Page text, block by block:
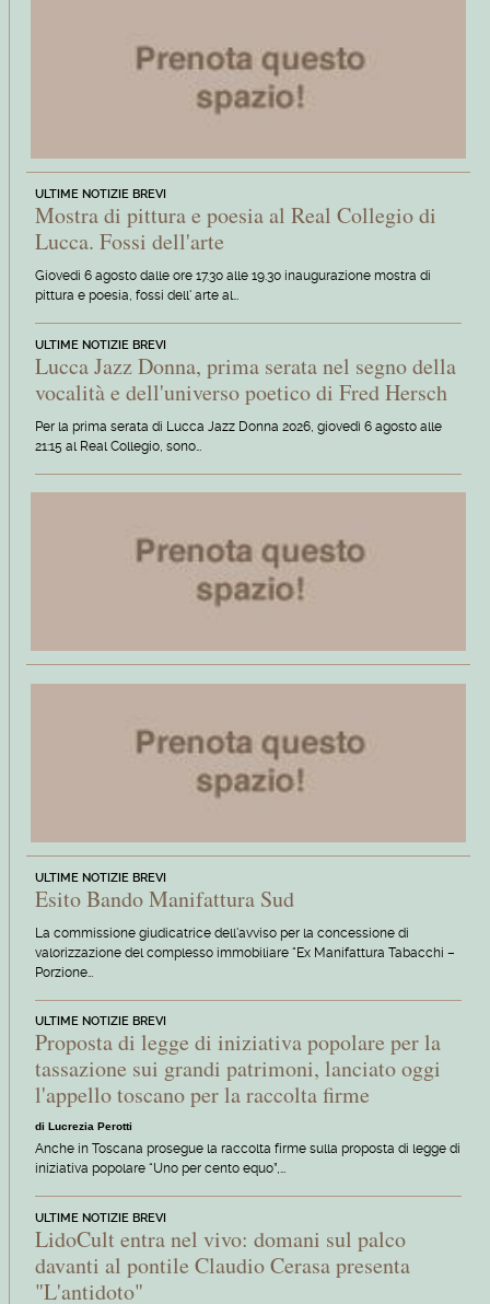
ULTIME NOTIZIE BREVI
Mostra di pittura e poesia al Real Collegio di
Lucca. Fossi dell'arte
Giovedi 6 agosto dalle ore 17.30 alle 19.30 inaugurazione mostra di
pittura e poesia, fossi dell' arte al…
ULTIME NOTIZIE BREVI
Lucca Jazz Donna, prima serata nel segno della
vocalità e dell'universo poetico di Fred Hersch
Per la prima serata di Lucca Jazz Donna 2026, giovedì 6 agosto alle
21:15 al Real Collegio, sono…
ULTIME NOTIZIE BREVI
Esito Bando Manifattura Sud
La commissione giudicatrice dell'avviso per la concessione di
valorizzazione del complesso immobiliare "Ex Manifattura Tabacchi –
Porzione…
ULTIME NOTIZIE BREVI
Proposta di legge di iniziativa popolare per la
tassazione sui grandi patrimoni, lanciato oggi
l'appello toscano per la raccolta firme
di Lucrezia Perotti
Anche in Toscana prosegue la raccolta firme sulla proposta di legge di
iniziativa popolare “Uno per cento equo”,…
ULTIME NOTIZIE BREVI
LidoCult entra nel vivo: domani sul palco
davanti al pontile Claudio Cerasa presenta
"L'antidoto"